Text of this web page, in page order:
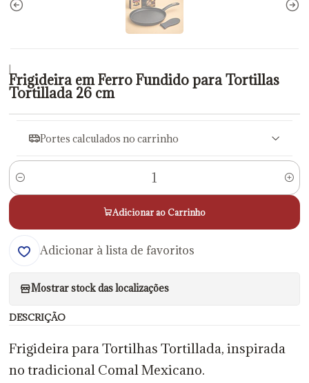
|
Frigideira em Ferro Fundido para Tortillas
Tortillada 26 cm
Portes calculados no carrinho
Quantidade
Adicionar ao Carrinho
Adicionar à lista de favoritos
Mostrar stock das localizações
DESCRIÇÃO
Frigideira para Tortilhas Tortillada, inspirada
no tradicional Comal Mexicano.